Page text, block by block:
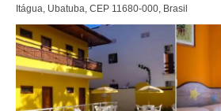
Itágua, Ubatuba, CEP 11680-000, Brasil